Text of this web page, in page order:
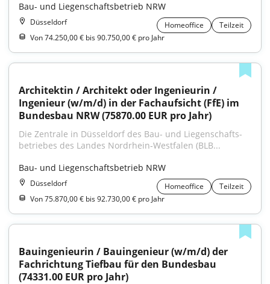
Bau- und Liegenschaftsbetrieb NRW
Düsseldorf Homeoffice
Teilzeit
Von 74.250,00 € bis 90.750,00 € pro Jahr
Architektin / Architekt oder Ingenieurin /
Ingenieur (w/m/d) in der Fachaufsicht (FfE) im
Bundesbau NRW (75870.00 EUR pro Jahr)
Die Zentrale in Düsseldorf des Bau- und Liegenschafts­
betriebes des Landes Nordrhein‑Westfalen (BLB...
Bau- und Liegenschaftsbetrieb NRW
Düsseldorf Homeoffice
Teilzeit
Von 75.870,00 € bis 92.730,00 € pro Jahr
Bauingenieurin / Bauingenieur (w/m/d) der
Fachrichtung Tiefbau für den Bundesbau
(74331.00 EUR pro Jahr)